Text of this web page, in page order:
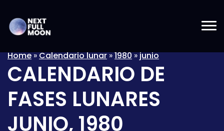
Home»Calendario lunar»1980»junio
CALENDARIO DE
FASES LUNARES
JUNIO, 1980